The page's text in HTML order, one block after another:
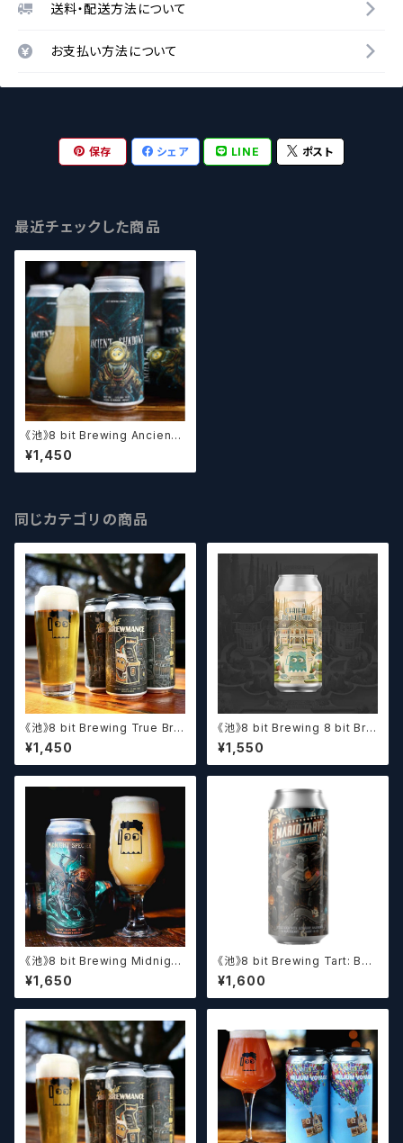
送料・配送方法について
お支払い方法について
保存 シェア LINE ポスト
最近チェックした商品
《池》8 bit Brewing Ancient
Shadows (473ml) / エンシェ
ント シャドウズ【クラフトビール】
¥1,450
同じカテゴリの商品
《池》8 bit Brewing True Bre
wmance (473ml) / トゥルー
ブルーマンス【クラフトビール】
¥1,450
《池》8 bit Brewing 8 bit Bre
wing Chateau De La Dank
WC DIPA (473ml) / シャトー・
ド・ラ・ダンク【クラフトビール】
¥1,550
《池》8 bit Brewing Midnight
Specter (473ml) / ミッドナイ
ト スペクター【クラフトビール】
¥1,650
《池》8 bit Brewing Tart: Boo
Berry Boneyard (473ml) /
マリオタート: ブーベリー ボーン
ヤード【クラフトビール】
¥1,600